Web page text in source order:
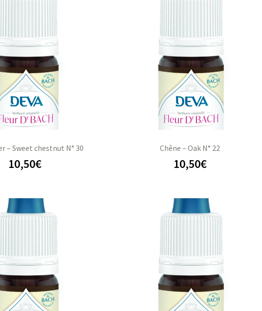
– Sweet chestnut N° 30
10,50€
Chêne – Oak N° 22
10,50€